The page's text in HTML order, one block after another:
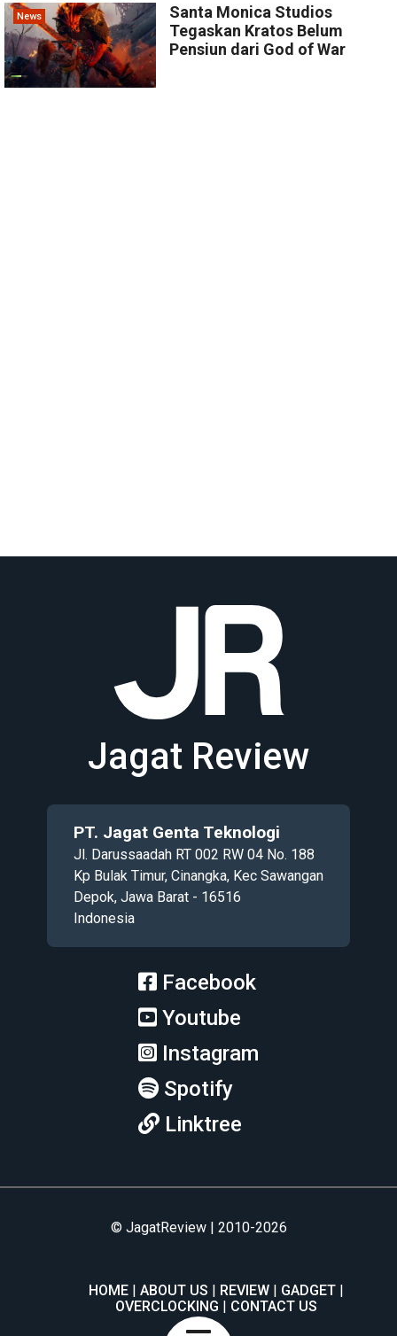
News
Santa Monica Studios
Tegaskan Kratos Belum
Pensiun dari God of War
Jagat Review
PT. Jagat Genta Teknologi
Jl. Darussaadah RT 002 RW 04 No. 188
Kp Bulak Timur, Cinangka, Kec Sawangan
Depok, Jawa Barat - 16516
Indonesia
Facebook
Youtube
Instagram
Spotify
Linktree
© JagatReview | 2010-2026
HOME ABOUT US REVIEW
GADGET
OVERCLOCKING
CONTACT US